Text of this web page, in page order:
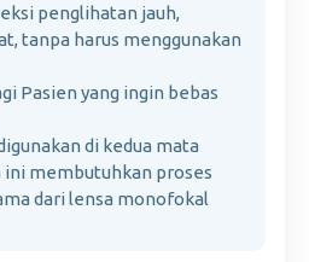
penglihatan jauh,
tanpa harus menggunakan
Pasien yang ingin bebas
di kedua mata
ini membutuhkan proses
dari lensa monofokal